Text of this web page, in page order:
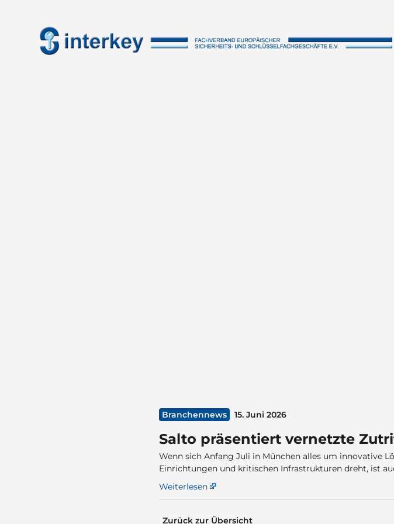
Branchennews 15. Juni 2026
Salto präsentiert vernetzte
Wenn sich Anfang Juli in München alles um innovative
Einrichtungen und kritischen Infrastrukturen dreht, ist
Weiterlesen
Zurück zur Übersicht